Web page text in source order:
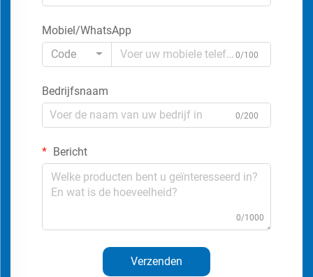
Mobiel/WhatsApp
Code
0/100
Bedrijfsnaam
0/200
Bericht
0/1000
Verzenden